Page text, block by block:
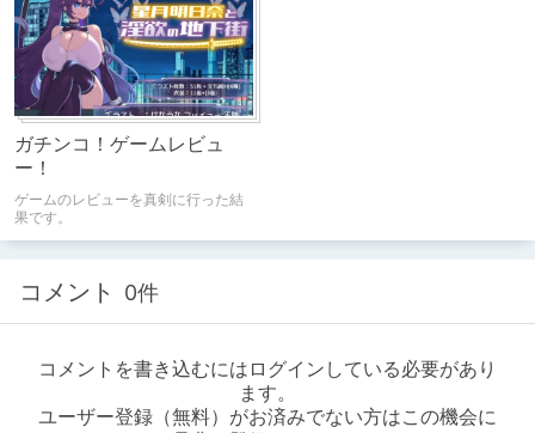
ガチンコ！ゲームレビュ
ー！
ゲームのレビューを真剣に行った結
果です。
コメント 0件
コメントを書き込むにはログインしている必要があり
ます。
ユーザー登録（無料）がお済みでない方はこの機会に